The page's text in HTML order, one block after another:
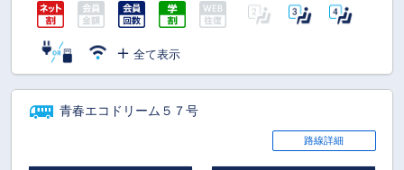
全て表示
青春エコドリーム５７号
路線詳細